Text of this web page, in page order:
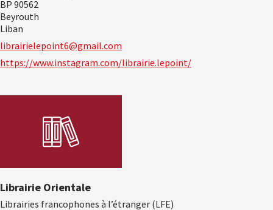
BP 90562
Beyrouth
Liban
librairielepoint6@gmail.com
https://www.instagram.com/librairie.lepoint/
Librairie Orientale
Librairies francophones à l’étranger (LFE)